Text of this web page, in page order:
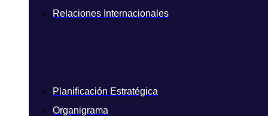
Relaciones Internacionales
Planificación Estratégica
Organigrama